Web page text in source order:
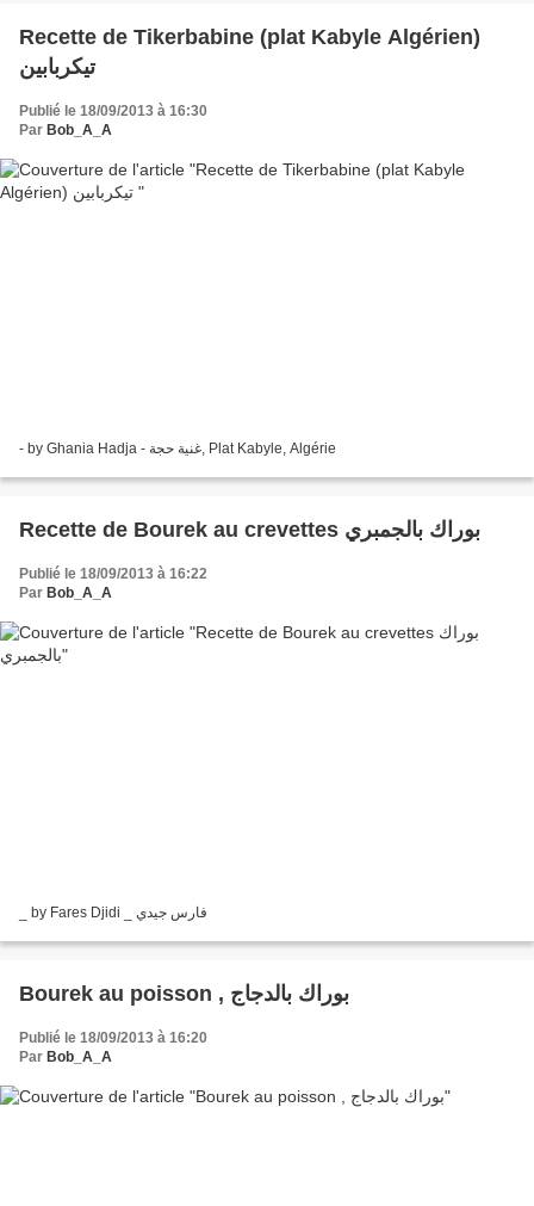
Recette de Tikerbabine (plat Kabyle Algérien)
تيكربابين
Publié le 18/09/2013 à 16:30
Par Bob_A_A
- by Ghania Hadja - غنية حجة, Plat Kabyle, Algérie
Recette de Bourek au crevettes بوراك بالجمبري
Publié le 18/09/2013 à 16:22
Par Bob_A_A
_ by Fares Djidi _ فارس جيدي
Bourek au poisson , بوراك بالدجاج
Publié le 18/09/2013 à 16:20
Par Bob_A_A